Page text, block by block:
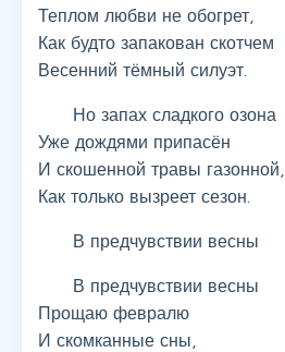
Теплом любви не обогрет,
Как будто запакован скотчем
Весенний тёмный силуэт.
Но запах сладкого озона
Уже дождями припасён
И скошенной травы газонной,
Как только вызреет сезон.
В предчувствии весны
В предчувствии весны
Прощаю февралю
И скомканные сны,